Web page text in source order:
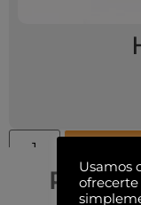
Usamos
ofrecerte